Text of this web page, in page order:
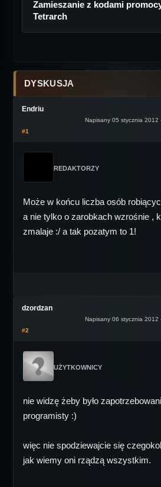
Zamieszanie z kodami
Tetrarch
DYSKUSJA
Endriu
Napisany 05 stycznia 2012
#1
REDAKTORZY
Może w końcu liczba osób
a nie tylko o zarobkach wzrośnie ,
zmalaje :/ a tak pozatym to 1!
dzordzan
Napisany 06 stycznia 2012
#2
UŻYTKOWNICY
nie widzę żeby było
programisty :)
więc nie spodziewajcie się
jak wiemy oni rządzą wszystkim.